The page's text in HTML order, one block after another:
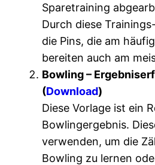
Sparetraining
Durch diese
die Pins, die am
bereiten auch am
Bowling –
(Download)
Diese Vorlage ist ein
Bowlingergebnis.
verwenden, um die
Bowling zu lernen